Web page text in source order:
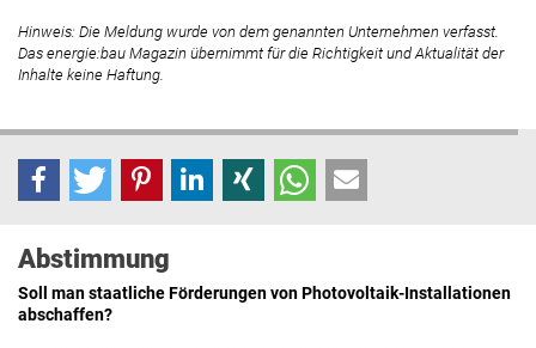
Hinweis: Die Meldung wurde von dem genannten Unternehmen verfasst.
Das energie:bau Magazin übernimmt für die Richtigkeit und Aktualität der
Inhalte keine Haftung.
Abstimmung
Soll man staatliche Förderungen von Photovoltaik-Installationen
abschaffen?